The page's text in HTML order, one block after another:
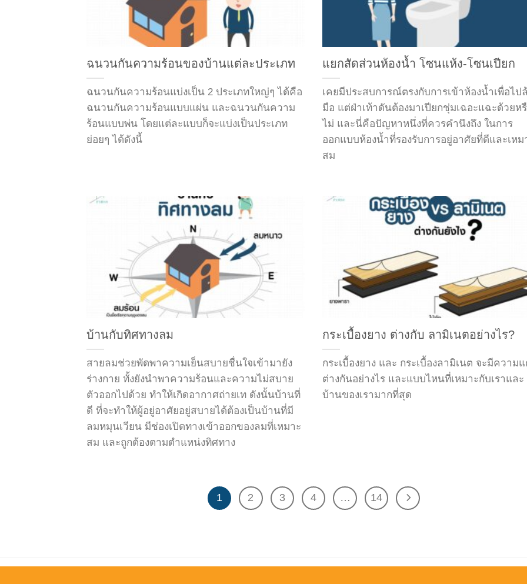
ฉนวนกันความร้อนของบ้านแต่ละประเภท
ฉนวนกันความร้อนแบ่งเป็น 2 ประเภทใหญ่ๆ ได้คือ
ฉนวนกันความร้อนแบบแผ่น และฉนวนกันความ
ร้อนแบบพ่น โดยแต่ละแบบก็จะแบ่งเป็นประเภท
ย่อยๆ ได้ดังนี้
แยกสัดส่วนห้องน้ำ โซนแห้ง-โซนเปียก
เคยมีประสบการณ์ตรงกับการเข้าห้องน้ำเพื่อไป
มือ แต่ฝ่าเท้าดันต้องมาเปียกชุ่มเฉอะแฉะด้วยห
ไม่ และนี่คือปัญหาหนึ่งที่ควรคำนึงถึง ในการ
ออกแบบห้องน้ำที่รองรับการอยู่อาศัยที่ดีและเหม
สม
บ้านกับทิศทางลม
สายลมช่วยพัดพาความเย็นสบายชื่นใจเข้ามายัง
ร่างกาย ทั้งยังนำพาความร้อนและความไม่สบาย
ตัวออกไปด้วย ทำให้เกิดอากาศถ่ายเท ดังนั้นบ้านที่
ดี ที่จะทำให้ผู้อยู่อาศัยอยู่สบายได้ต้องเป็นบ้านที่มี
ลมหมุนเวียน มีช่องเปิดทางเข้าออกของลมที่เหมาะ
สม และถูกต้องตามตำแหน่งทิศทาง
กระเบื้องยาง ต่างกับ ลามิเนตอย่างไร?
กระเบื้องยาง และ กระเบื้องลามิเนต จะมีความ
ต่างกันอย่างไร และแบบไหนที่เหมาะกับเราและ
บ้านของเรามากที่สุด
1 2 3 4 … 14